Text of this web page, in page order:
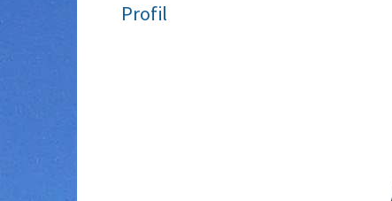
Profil